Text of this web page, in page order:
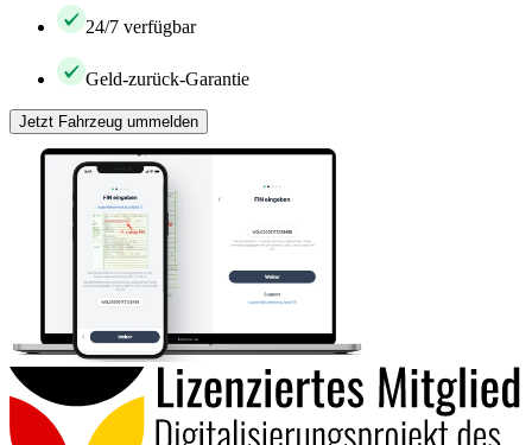
24/7 verfügbar
Geld-zurück-Garantie
Jetzt Fahrzeug ummelden